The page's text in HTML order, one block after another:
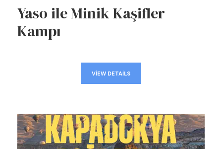
Yaso ile Minik Kaşifler
Kampı
VIEW DETAILS